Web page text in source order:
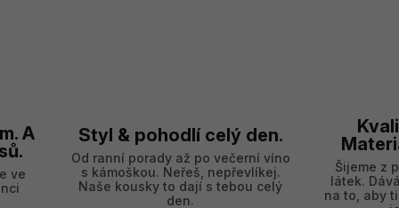
A
ve
Styl & pohodlí celý den.
Od ranní porady až po večerní víno
s kámoškou. Neřeš, nepřevlíkej.
Naše kousky to dají s tebou celý
den.
Šijeme z
látek.
na to, aby